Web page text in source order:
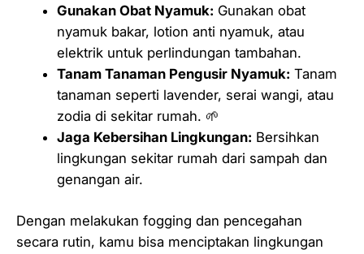
Gunakan Obat Nyamuk: Gunakan obat
nyamuk bakar, lotion anti nyamuk, atau
elektrik untuk perlindungan tambahan.
Tanam Tanaman Pengusir Nyamuk: Tanam
tanaman seperti lavender, serai wangi, atau
zodia di sekitar rumah. 🌱
Jaga Kebersihan Lingkungan: Bersihkan
lingkungan sekitar rumah dari sampah dan
genangan air.
Dengan melakukan fogging dan pencegahan
secara rutin, kamu bisa menciptakan lingkungan